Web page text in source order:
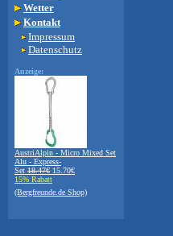
Wetter
Kontakt
Impressum
Datenschutz
Anzeige:
AustriAlpin - Micro Mixed Set
Alu - Express-
Set 18.47€ 15.70€
15% Rabatt
(Bergfreunde.de Shop)